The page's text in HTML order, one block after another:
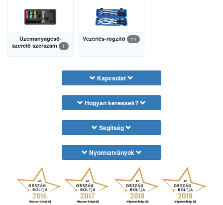
Üzemanyagcső-
szerelő szerszám
1
Vezérlés-rögzítő 14
Kapcsolat
Hogyan keressek?
Segítség
Nyomtatványok